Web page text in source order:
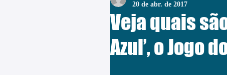
Veja quais
Azul’, o Jogo
20 de abr. de 2017